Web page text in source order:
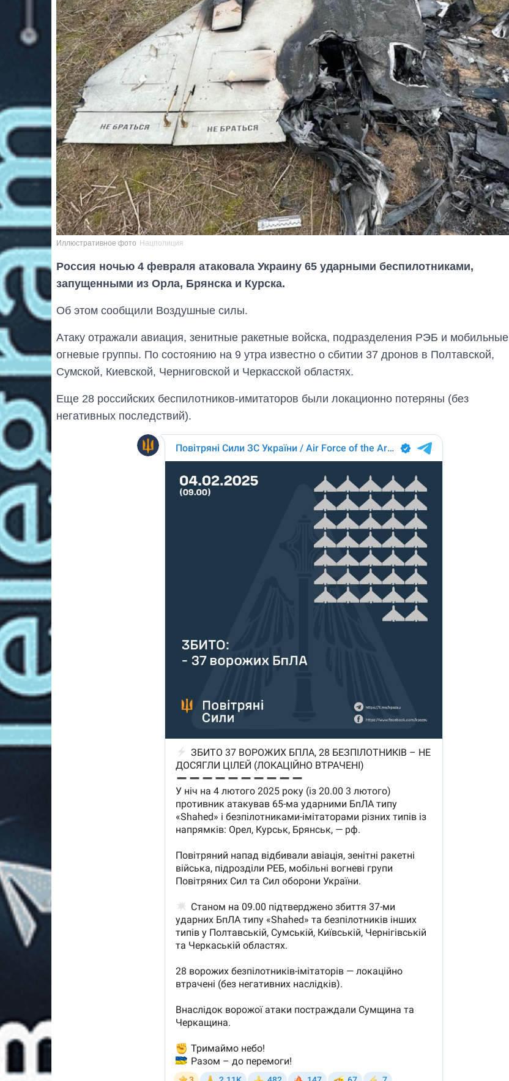
Иллюстративное фото Нацполиция
Россия ночью 4 февраля атаковала Украину 65 ударными беспилотниками,
запущенными из Орла, Брянска и Курска.
Об этом сообщили Воздушные силы.
Атаку отражали авиация, зенитные ракетные войска, подразделения РЭБ и мобильные
огневые группы. По состоянию на 9 утра известно о сбитии 37 дронов в Полтавской,
Сумской, Киевской, Черниговской и Черкасской областях.
Еще 28 российских беспилотников-имитаторов были локационно потеряны (без
негативных последствий).
аспирантуру